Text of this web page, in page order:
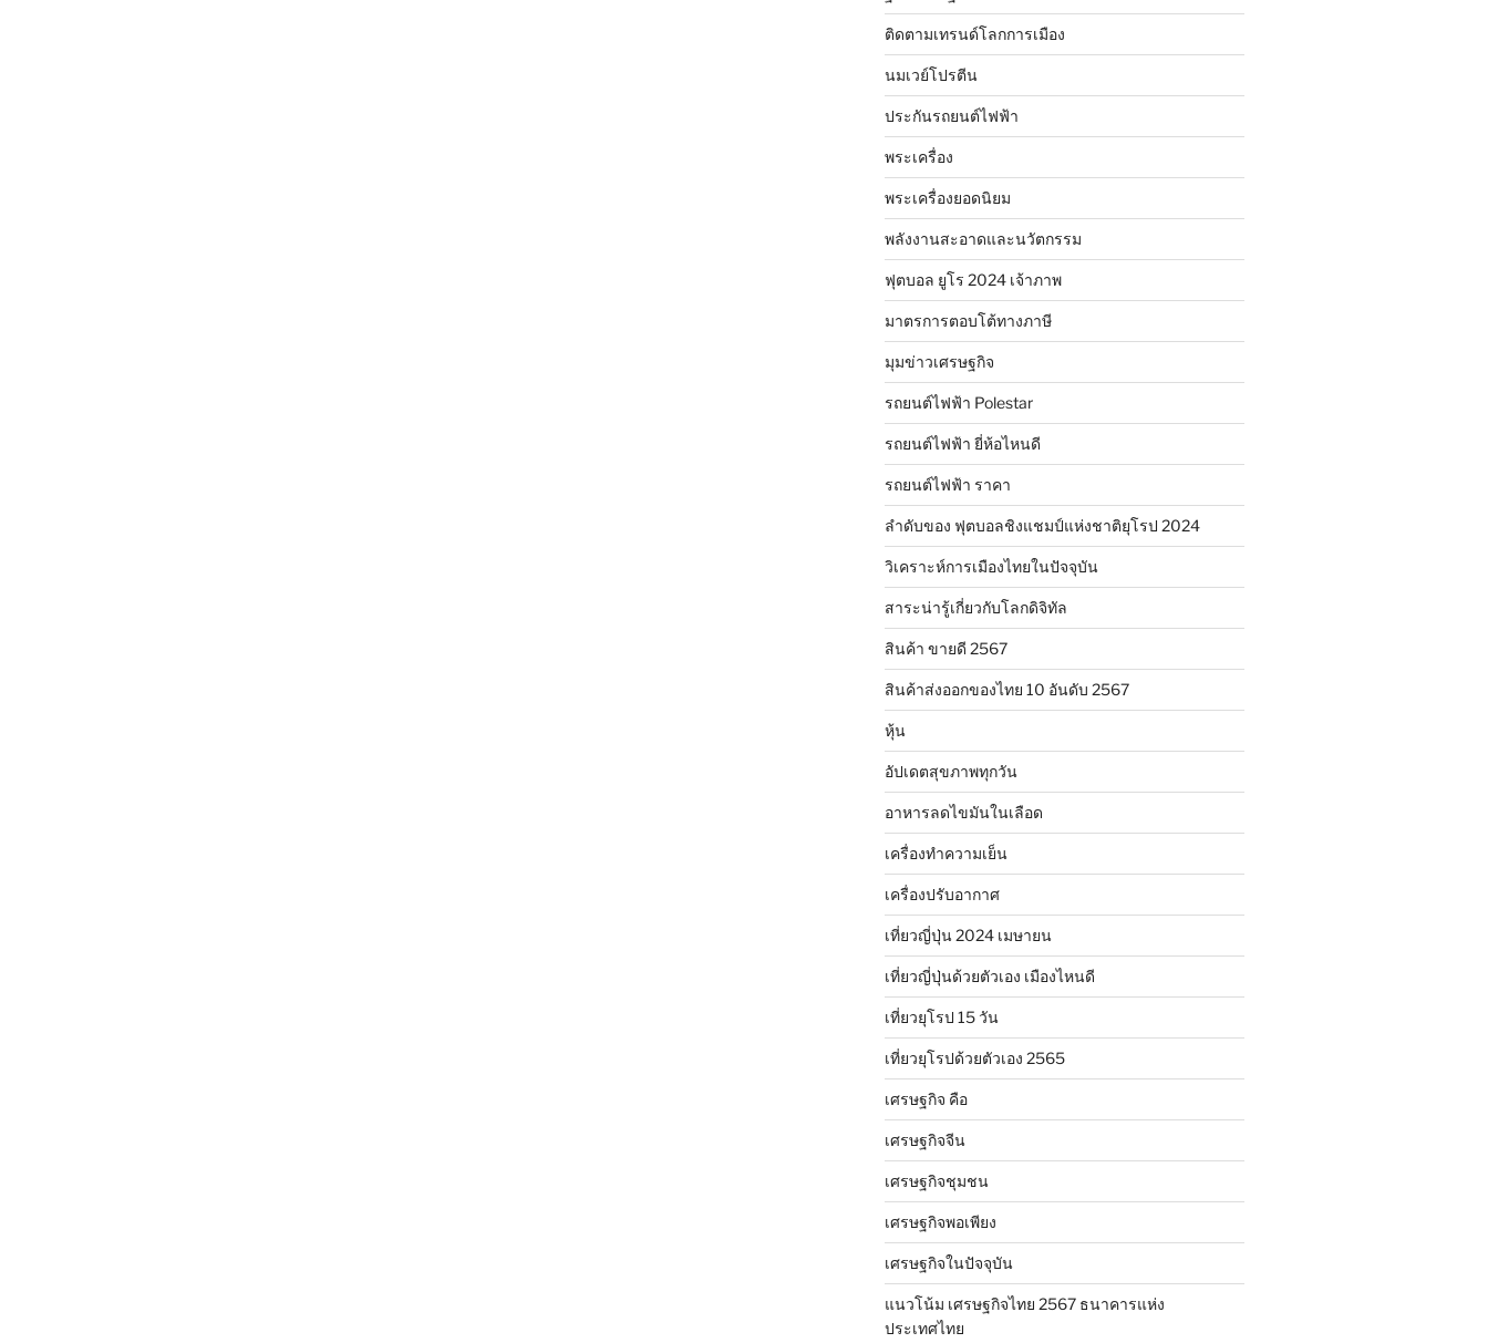
ติดตามเทรนด์โลกการเมือง
นมเวย์โปรตีน
ประกันรถยนต์ไฟฟ้า
พระเครื่อง
พระเครื่องยอดนิยม
พลังงานสะอาดและนวัตกรรม
ฟุตบอล ยูโร 2024 เจ้าภาพ
มาตรการตอบโต้ทางภาษี
มุมข่าวเศรษฐกิจ
รถยนต์ไฟฟ้า Polestar
รถยนต์ไฟฟ้า ยี่ห้อไหนดี
รถยนต์ไฟฟ้า ราคา
ลำดับของ ฟุตบอลชิงแชมป์แห่งชาติยุโรป 2024
วิเคราะห์การเมืองไทยในปัจจุบัน
สาระน่ารู้เกี่ยวกับโลกดิจิทัล
สินค้า ขายดี 2567
สินค้าส่งออกของไทย 10 อันดับ 2567
หุ้น
อัปเดตสุขภาพทุกวัน
อาหารลดไขมันในเลือด
เครื่องทำความเย็น
เครื่องปรับอากาศ
เที่ยวญี่ปุ่น 2024 เมษายน
เที่ยวญี่ปุ่นด้วยตัวเอง เมืองไหนดี
เที่ยวยุโรป 15 วัน
เที่ยวยุโรปด้วยตัวเอง 2565
เศรษฐกิจ คือ
เศรษฐกิจจีน
เศรษฐกิจชุมชน
เศรษฐกิจพอเพียง
เศรษฐกิจในปัจจุบัน
แนวโน้ม เศรษฐกิจไทย 2567 ธนาคารแห่ง
ประเทศไทย